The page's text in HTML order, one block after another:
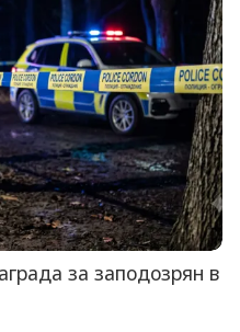
за заподозрян в